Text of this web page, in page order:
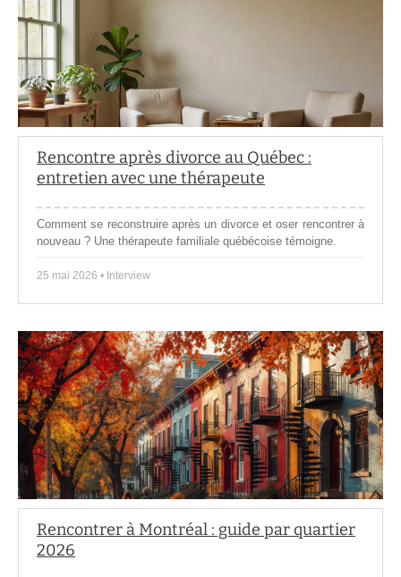
Rencontre après divorce au Québec :
entretien avec une thérapeute
Comment se reconstruire après un divorce et oser rencontrer à
nouveau ? Une thérapeute familiale québécoise témoigne.
25 mai 2026 • Interview
Rencontrer à Montréal : guide par quartier
2026